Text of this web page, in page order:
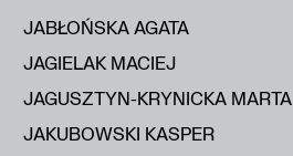
JABŁOŃSKA AGATA
JAGIELAK MACIEJ
JAGUSZTYN-KRYNICKA MARTA
JAKUBOWSKI KASPER